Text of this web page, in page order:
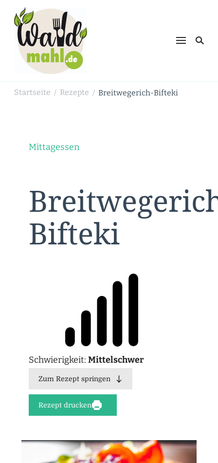
Schnabulieren, was die Natur einem
Startseite / Rezepte / Breitwegerich-Bifteki
Mittagessen
Bifteki
Schwierigkeit: Mittelschwer
Zum Rezept springen
Rezept drucken